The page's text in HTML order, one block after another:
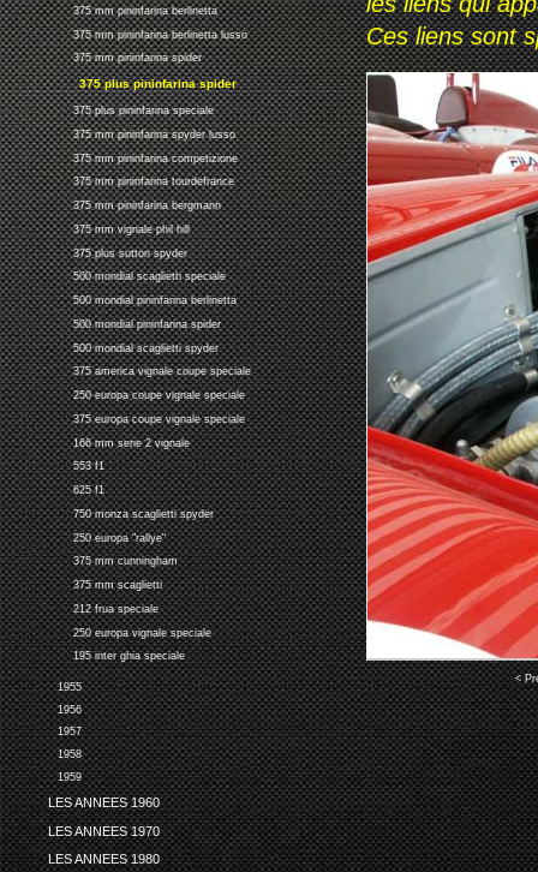
375 mm pininfarina berlinetta
375 mm pininfarina berlinetta lusso
375 mm pininfarina spider
375 plus pininfarina spider
375 plus pininfarina speciale
375 mm pininfarina spyder lusso
375 mm pininfarina competizione
375 mm pininfarina tourdefrance
375 mm pininfarina bergmann
375 mm vignale phil hill
375 plus sutton spyder
500 mondial scaglietti speciale
500 mondial pininfarina berlinetta
500 mondial pininfarina spider
500 mondial scaglietti spyder
375 america vignale coupe speciale
250 europa coupe vignale speciale
375 europa coupe vignale speciale
166 mm serie 2 vignale
553 f1
625 f1
750 monza scaglietti spyder
250 europa "rallye"
375 mm cunningham
375 mm scaglietti
212 frua speciale
250 europa vignale speciale
195 inter ghia speciale
1955
1956
1957
1958
1959
LES ANNEES 1960
LES ANNEES 1970
LES ANNEES 1980
Ces liens sont
<